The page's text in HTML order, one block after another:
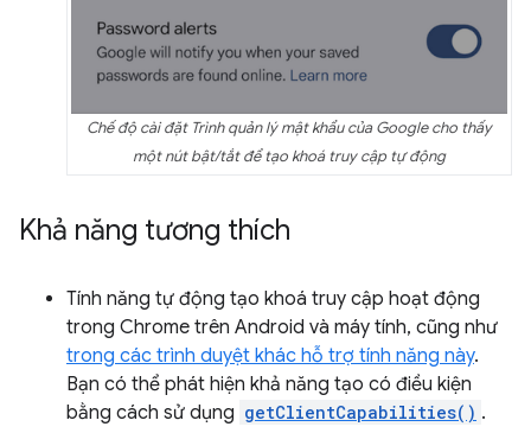
Chế độ cài đặt Trình quản lý mật khẩu của Google cho thấy
một nút bật/tắt để tạo khoá truy cập tự động
Khả năng tương thích
Tính năng tự động tạo khoá truy cập hoạt động
trong Chrome trên Android và máy tính, cũng như
trong các trình duyệt khác hỗ trợ tính năng này.
Bạn có thể phát hiện khả năng tạo có điều kiện
bằng cách sử dụng getClientCapabilities() .